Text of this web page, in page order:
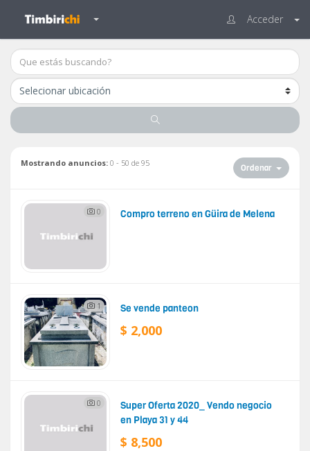
Acceder
Mostrando anuncios: 0 - 50 de 95 Ordenar
0 Compro terreno en Güira de Melena
1 Se vende panteon
$ 2,000
0
Super Oferta 2020_ Vendo negocio
en Playa 31 y 44
$ 8,500